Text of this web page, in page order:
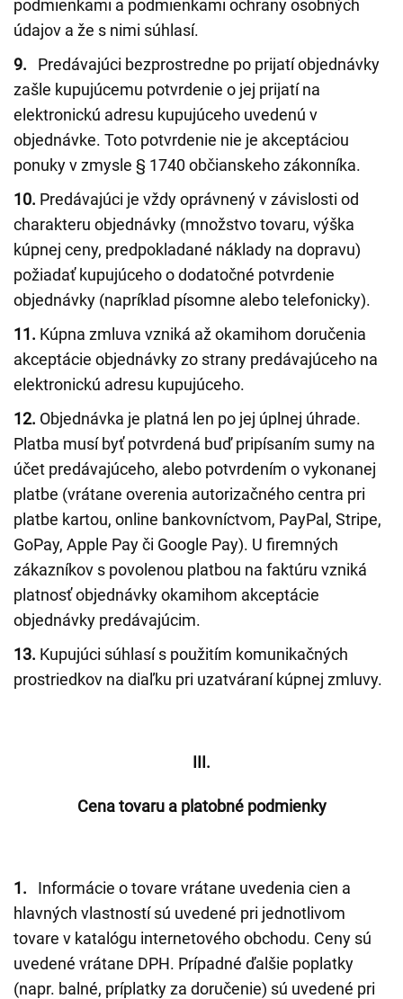
podmienkami a podmienkami ochrany osobných
údajov a že s nimi súhlasí.
9. Predávajúci bezprostredne po prijatí objednávky
zašle kupujúcemu potvrdenie o jej prijatí na
elektronickú adresu kupujúceho uvedenú v
objednávke. Toto potvrdenie nie je akceptáciou
ponuky v zmysle § 1740 občianskeho zákonníka.
10. Predávajúci je vždy oprávnený v závislosti od
charakteru objednávky (množstvo tovaru, výška
kúpnej ceny, predpokladané náklady na dopravu)
požiadať kupujúceho o dodatočné potvrdenie
objednávky (napríklad písomne alebo telefonicky).
11. Kúpna zmluva vzniká až okamihom doručenia
akceptácie objednávky zo strany predávajúceho na
elektronickú adresu kupujúceho.
12. Objednávka je platná len po jej úplnej úhrade.
Platba musí byť potvrdená buď pripísaním sumy na
účet predávajúceho, alebo potvrdením o vykonanej
platbe (vrátane overenia autorizačného centra pri
platbe kartou, online bankovníctvom, PayPal, Stripe,
GoPay, Apple Pay či Google Pay). U firemných
zákazníkov s povolenou platbou na faktúru vzniká
platnosť objednávky okamihom akceptácie
objednávky predávajúcim.
13. Kupujúci súhlasí s použitím komunikačných
prostriedkov na diaľku pri uzatváraní kúpnej zmluvy.
III.
Cena tovaru a platobné podmienky
1. Informácie o tovare vrátane uvedenia cien a
hlavných vlastností sú uvedené pri jednotlivom
tovare v katalógu internetového obchodu. Ceny sú
uvedené vrátane DPH. Prípadné ďalšie poplatky
(napr. balné, príplatky za doručenie) sú uvedené pri